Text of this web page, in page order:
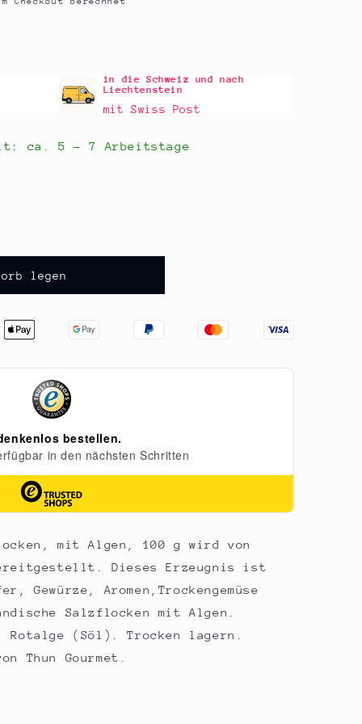
in die Schweiz und nach
Liechtenstein
mit Swiss Post
ca. 5 - 7 Arbeitstage
legen
mit Algen, 100 g wird von
Dieses Erzeugnis ist
Gewürze, Aromen,Trockengemüse
Salzflocken mit Algen.
Rotalge (Söl). Trocken lagern.
Thun Gourmet.